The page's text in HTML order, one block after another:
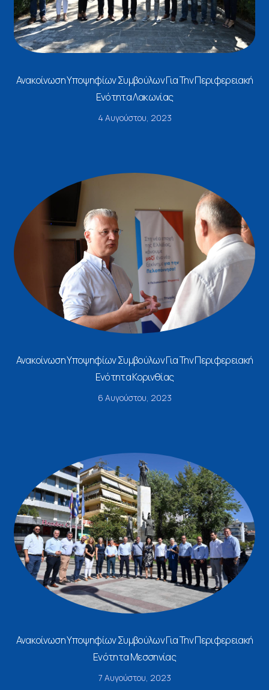
Ανακοίνωση Υποψηφίων Συμβούλων Για Την Περιφερειακή
Ενότητα Λακωνίας
4 Αυγούστου, 2023
Ανακοίνωση Υποψηφίων Συμβούλων Για Την Περιφερειακή
Ενότητα Κορινθίας
6 Αυγούστου, 2023
Ανακοίνωση Υποψηφίων Συμβούλων Για Την Περιφερειακή
Ενότητα Μεσσηνίας
7 Αυγούστου, 2023